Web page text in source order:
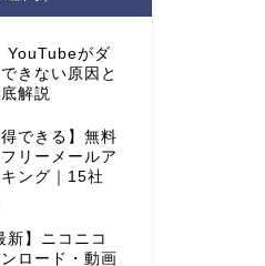
YouTubeがダ
きない原因と
解説
得できる】無料
リーメールア
ング｜15社
新】ニコニコ
ロード・動画